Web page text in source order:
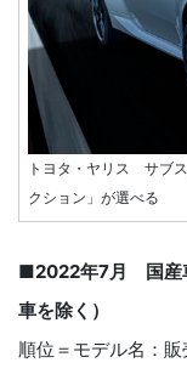
トヨタ・ヤリス サブ
クション」が選べる
■2022年7月 国産
車を除く）
順位＝モデル名：